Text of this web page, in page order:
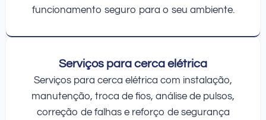
funcionamento seguro para o seu ambiente.
Serviços para cerca elétrica
Serviços para cerca elétrica com instalação,
manutenção, troca de fios, análise de pulsos,
correção de falhas e reforço de segurança